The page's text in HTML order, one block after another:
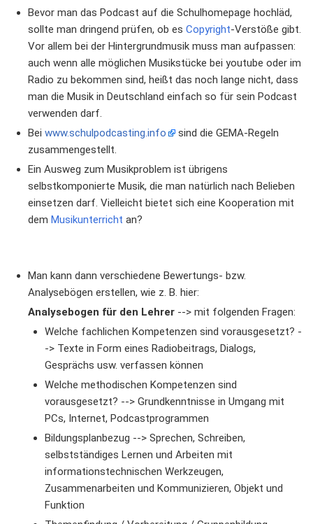
Bevor man das Podcast auf die Schulhomepage hochläd,
sollte man dringend prüfen, ob es Copyright-Verstöße gibt.
Vor allem bei der Hintergrundmusik muss man aufpassen:
auch wenn alle möglichen Musikstücke bei youtube oder im
Radio zu bekommen sind, heißt das noch lange nicht, dass
man die Musik in Deutschland einfach so für sein Podcast
verwenden darf.
Bei www.schulpodcasting.info
sind die GEMA-Regeln
zusammengestellt.
Ein Ausweg zum Musikproblem ist übrigens
selbstkomponierte Musik, die man natürlich nach Belieben
einsetzen darf. Vielleicht bietet sich eine Kooperation mit
dem Musikunterricht an?
Man kann dann verschiedene Bewertungs- bzw.
Analysebögen erstellen, wie z. B. hier:
Analysebogen für den Lehrer --> mit folgenden Fragen:
Welche fachlichen Kompetenzen sind vorausgesetzt? -
-> Texte in Form eines Radiobeitrags, Dialogs,
Gesprächs usw. verfassen können
Welche methodischen Kompetenzen sind
vorausgesetzt? --> Grundkenntnisse in Umgang mit
PCs, Internet, Podcastprogrammen
Bildungsplanbezug --> Sprechen, Schreiben,
selbstständiges Lernen und Arbeiten mit
informationstechnischen Werkzeugen,
Zusammenarbeiten und Kommunizieren, Objekt und
Funktion